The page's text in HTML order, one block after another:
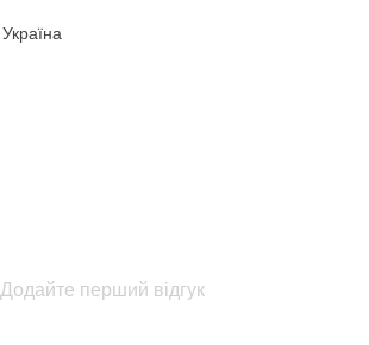
Україна
Додайте перший відгук